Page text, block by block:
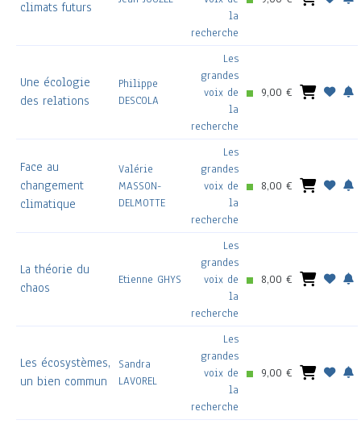
climats futurs
la
recherche
Une écologie
des relations
Philippe
DESCOLA
Les
grandes
voix de
la
recherche
9,00 €
Face au
changement
climatique
Valérie
MASSON-
DELMOTTE
Les
grandes
voix de
la
recherche
8,00 €
La théorie du
chaos
Etienne GHYS
Les
grandes
voix de
la
recherche
8,00 €
Les écosystèmes,
un bien commun
Sandra
LAVOREL
Les
grandes
voix de
la
recherche
9,00 €